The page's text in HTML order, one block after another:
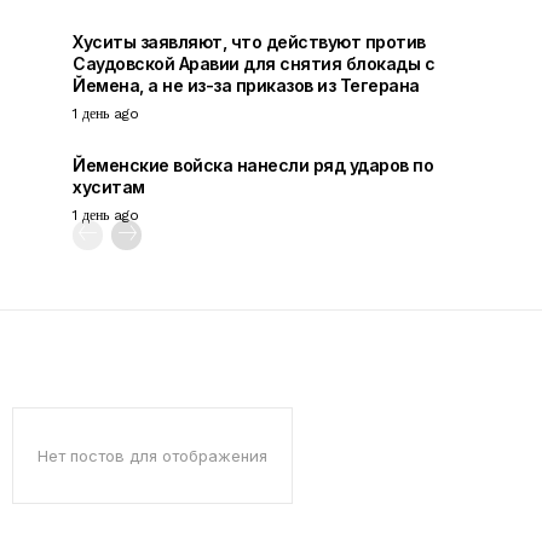
Хуситы заявляют, что действуют против
Саудовской Аравии для снятия блокады с
Йемена, а не из-за приказов из Тегерана
1 день ago
Йеменские войска нанесли ряд ударов по
хуситам
1 день ago
Нет постов для отображения